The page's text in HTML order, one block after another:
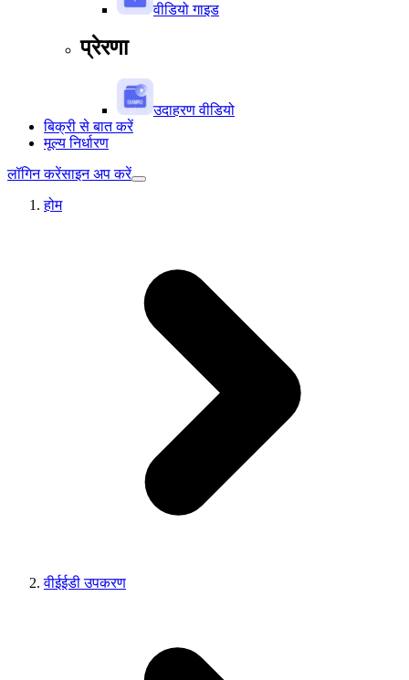
वीडियो गाइड
प्रेरणा
उदाहरण वीडियो
बिक्री से बात करें
मूल्य निर्धारण
लॉगिन करेंसाइन अप करें
होम
वीईईडी उपकरण